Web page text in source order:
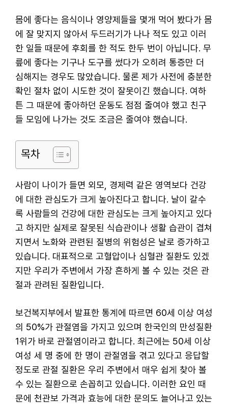
몸에 좋다는 음식이나 영양제들을 몇개 먹어 봤다가 몸
에 잘 맞지지 않아서 두드러기가 나나 적도 있고 이러
한 일들 때문에 후회를 한 적도 한두 번이 아닙니다. 무
릎에 좋다는 기구나 도구를 썼다가 오히려 통증만 더
심해지는 경우도 많았습니다. 물론 제가 사전에 충분한
확인 절차 없이 시도한 것이 잘못이긴 했습니다. 여하
튼 그 때문에 좋아하던 운동도 점점 줄여야 했고 친구
들 모임에 나가는 것도 조금은 줄여야 했습니다.
목차
사람이 나이가 들면 외모, 경제력 같은 영역보다 건강
에 대한 관심도가 크게 높아진다고 합니다. 날이 갈수
록 사람들의 건강에 대한 관심도는 크게 높아지고 있다
고 하지만 실제로 잘못된 식습관이나 생활 습관이 겹쳐
지면서 노화와 관련된 질병의 위험성은 날로 증가하고
있습니다. 대표적으로 고혈압이나 심혈관 질환도 있겠
지만 우리가 주변에서 가장 흔하게 볼 수 있는 것은 관
절과 관려된 질환입니다.
보건복지부에서 발표한 통계에 따르면 60세 이상 여성
의 50%가 관절염을 가지고 있으며 한국인의 만성질환
1위가 바로 관절염이라고 합니다. 최근에는 50세 이상
여성 세 명 중에 한 명이 관절염을 겪고 있다고 응답할
정도로 관절 질환은 우리 주변에서 매우 쉽게 찾아 볼
수 있는 질환으로 손꼽히고 있습니다. 이러한 요인 때
문에 천관보 가격과 효능에 대한 문의도 늘어나고 있는